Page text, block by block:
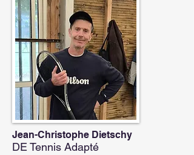
Jean-Christophe Dietschy
DE Tennis Adapté